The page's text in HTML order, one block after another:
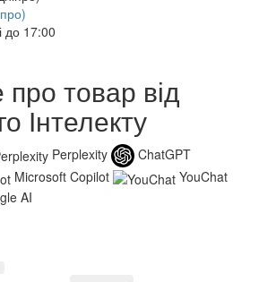
до 17:00
товар від
Інтелекту
Perplexity
ChatGPT
Microsoft Copilot
YouChat
AI